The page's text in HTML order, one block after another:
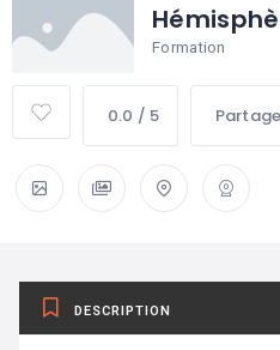
Formation
0.0 / 5
DESCRIPTION